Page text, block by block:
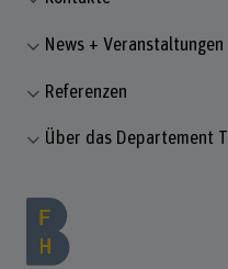
News + Veranstaltungen
Referenzen
Über das Departement TI